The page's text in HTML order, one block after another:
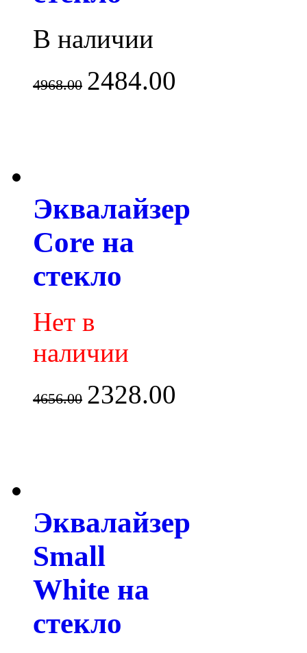
В наличии
4968.00 2484.00
Эквалайзер
Core на
стекло
Нет в
наличии
4656.00 2328.00
Эквалайзер
Small
White на
стекло